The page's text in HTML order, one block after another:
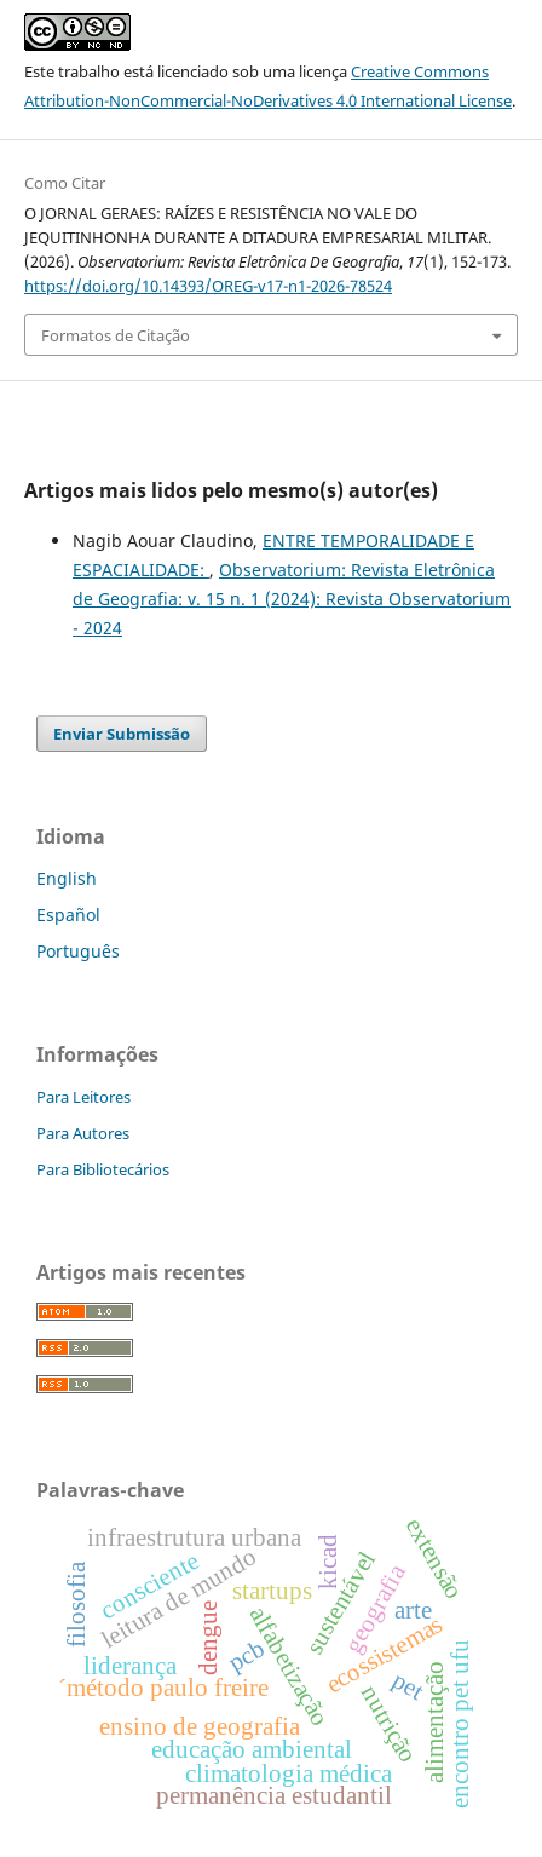
Este trabalho está licenciado sob uma licençaCreative Commons
Attribution-NonCommercial-NoDerivatives 4.0 International License.
Como Citar
O JORNAL GERAES: RAÍZES E RESISTÊNCIA NO VALE DO
JEQUITINHONHA DURANTE A DITADURA EMPRESARIAL MILITAR.
(2026). Observatorium: Revista Eletrônica De Geografia, 17(1), 152-173.
https://doi.org/10.14393/OREG-v17-n1-2026-78524
Formatos de Citação
Artigos mais lidos pelo mesmo(s) autor(es)
Nagib Aouar Claudino, ENTRE TEMPORALIDADE E
ESPACIALIDADE: , Observatorium: Revista Eletrônica
de Geografia: v. 15 n. 1 (2024): Revista Observatorium
- 2024
Enviar Submissão
Idioma
English
Español
Português
Informações
Para Leitores
Para Autores
Para Bibliotecários
Artigos mais recentes
Palavras-chave
ensino de geografia
alfabetização
´método paulo freire
leitura de mundo geografia
educação ambiental
infraestrutura urbana
dengue
climatologia médica
ecossistemas
startups
encontro pet ufu
nutriçãoalimentação
sustentável
pet
extensão
permanência estudantil
pcb
kicad
liderança
consciente
filosofia arte